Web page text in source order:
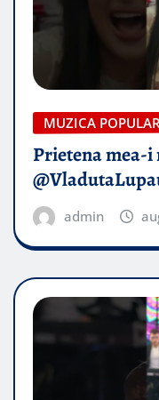
MUZICA
Prietena mea-i
admin